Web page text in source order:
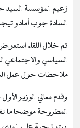
زعيم المؤسسة السيد
السادة جوب أمادو
تم خلال اللقاء
السياسي والاجتماعي
ملاحظات حول عمل
وقدم معالي الوزير
المطروحة موضحا ما